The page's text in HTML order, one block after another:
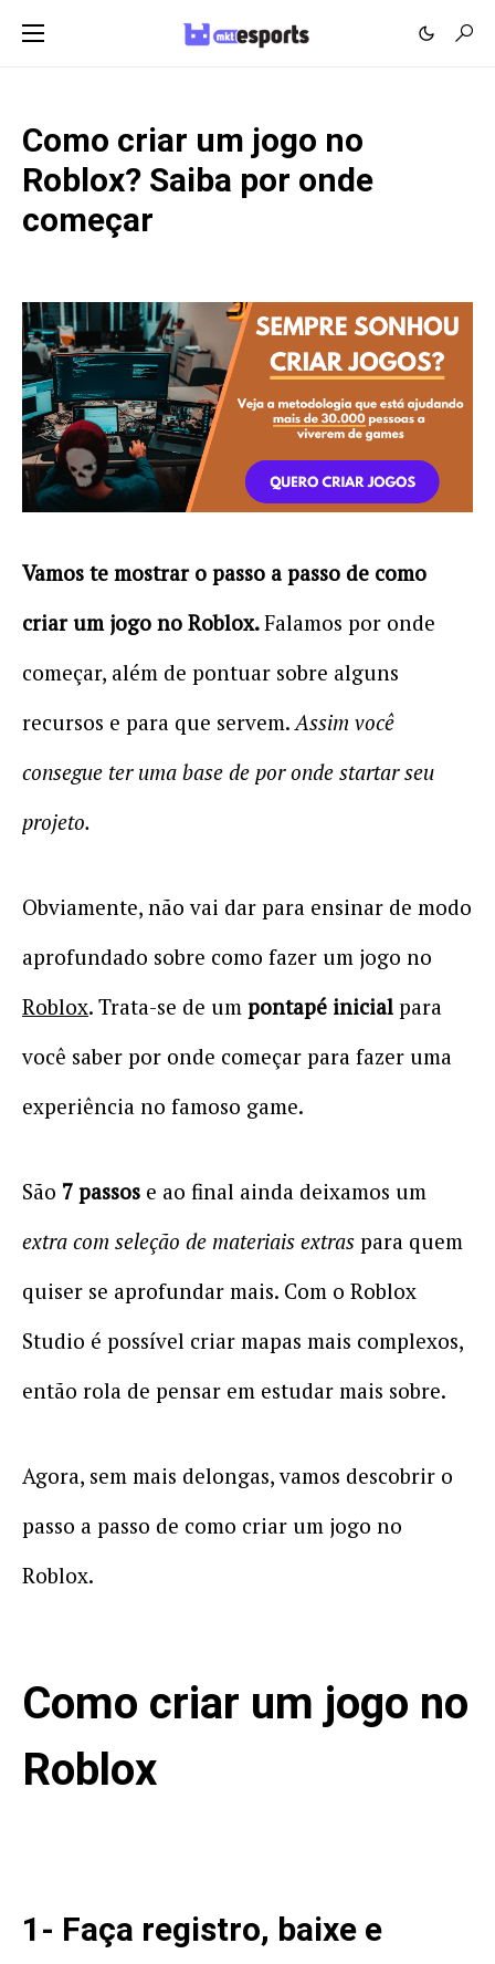
Como criar um jogo no
Roblox? Saiba por onde
começar
Vamos te mostrar o passo a passo de como
criar um jogo no Roblox.Falamos por onde
começar, além de pontuar sobre alguns
recursos e para que servem.Assim você
consegue ter uma base de por onde startar seu
projeto.
Obviamente, não vai dar para ensinar de modo
aprofundado sobre como fazer um jogo no
Roblox. Trata-se de um pontapé inicial para
você saber por onde começar para fazer uma
experiência no famoso game.
São 7 passos e ao final ainda deixamos um
extra com seleção de materiais extras para quem
quiser se aprofundar mais. Com o Roblox
Studio é possível criar mapas mais complexos,
então rola de pensar em estudar mais sobre.
Agora, sem mais delongas, vamos descobrir o
passo a passo de como criar um jogo no
Roblox.
Como criar um jogo no
Roblox
1- Faça registro, baixe e